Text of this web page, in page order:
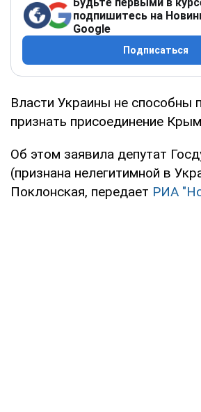
подпишитесь на
Google
Подписаться
Власти Украины не способны
признать присоединение
Об этом заявила депутат
(признана нелегитимной в
Поклонская, передает РИА